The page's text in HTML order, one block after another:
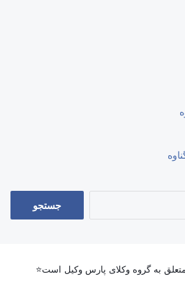
به گروه وکلای پارس وکیل است⭐